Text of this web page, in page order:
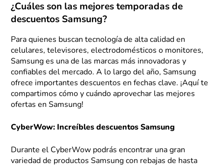
¿Cuáles son las mejores temporadas de
descuentos Samsung?
Para quienes buscan tecnología de alta calidad en
celulares, televisores, electrodomésticos o monitores,
Samsung es una de las marcas más innovadoras y
confiables del mercado. A lo largo del año, Samsung
ofrece importantes descuentos en fechas clave. ¡Aquí te
compartimos cómo y cuándo aprovechar las mejores
ofertas en Samsung!
CyberWow: Increíbles descuentos Samsung
Durante el CyberWow podrás encontrar una gran
variedad de productos Samsung con rebajas de hasta